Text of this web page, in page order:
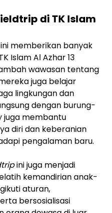
di TK Islam
memberikan banyak
Islam Al Azhar 13
wawasan tentang
juga belajar
lingkungan dan
dengan burung-
juga membantu
diri dan keberanian
pengalaman baru.
ini juga menjadi
kemandirian anak-
aturan,
bersosialisasi